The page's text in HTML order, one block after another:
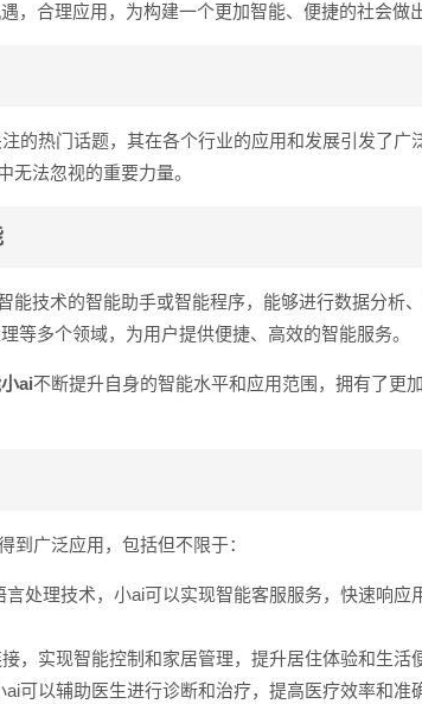
，合理应用，为构建一个更加智能、便捷的社会做
的热门话题，其在各个行业的应用和发展引发了广
无法忽视的重要力量。
能技术的智能助手或智能程序，能够进行数据分析
等多个领域，为用户提供便捷、高效的智能服务。
ai不断提升自身的智能水平和应用范围，拥有了更
到广泛应用，包括但不限于：
处理技术，小ai可以实现智能客服服务，快速响应
，实现智能控制和家居管理，提升居住体验和生活
可以辅助医生进行诊断和治疗，提高医疗效率和准